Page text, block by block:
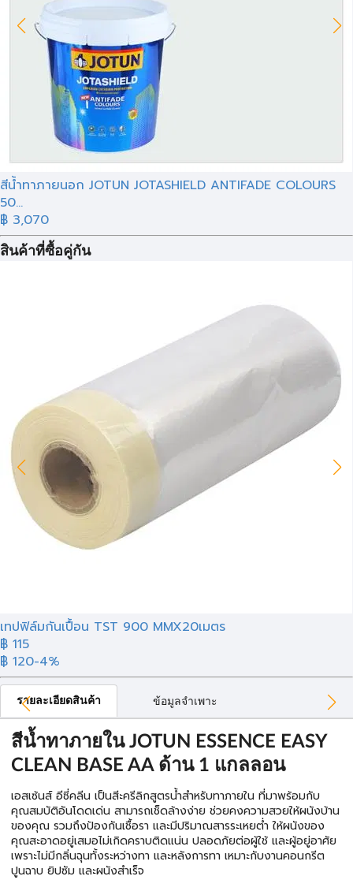
สีน้ำทาภายนอก JOTUN JOTASHIELD ANTIFADE COLOURS
50...
฿ 3,070
สินค้าที่ซื้อคู่กัน
เทปฟิล์มกันเปื้อน TST 900 MMX20เมตร
฿ 115
฿ 120-4%
รายละเอียดสินค้า ข้อมูลจำเพาะ
สีน้ำทาภายใน JOTUN ESSENCE EASY
CLEAN BASE AA ด้าน 1 แกลลอน
เอสเซ้นส์ อีซี่คลีน เป็นสีะครีลิกสูตรน้ำสำหรับทาภายใน ที่มาพร้อมกับ
คุณสมบัติอันโดดเด่น สามารถเช็ดล้างง่าย ช่วยคงความสวยให้ผนังบ้าน
ของคุณ รวมถึงป้องกันเชื้อรา และมีปริมาณสารระเหยต่ำ ให้ผนังของ
คุณสะอาดอยู่เสมอไม่เกิดคราบติดแน่น ปลอดภัยต่อผู้ใช้ และผู้อยู่อาศัย
เพราะไม่มีกลิ่นฉุนทั้งระหว่างทา และหลังการทา เหมาะกับงานคอนกรีต
ปูนฉาบ ยิปซัม และผนังสำเร็จ